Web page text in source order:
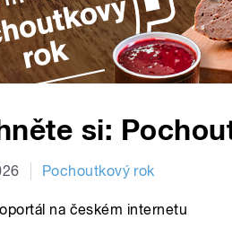
si:
Pochoutkový rok
na českém internetu